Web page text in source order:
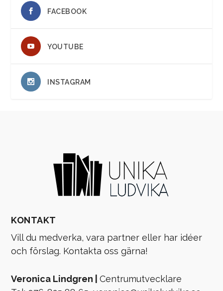
FACEBOOK
YOUTUBE
INSTAGRAM
KONTAKT
Vill du medverka, vara partner eller har idéer
och förslag. Kontakta oss gärna!
Veronica Lindgren |Centrumutvecklare